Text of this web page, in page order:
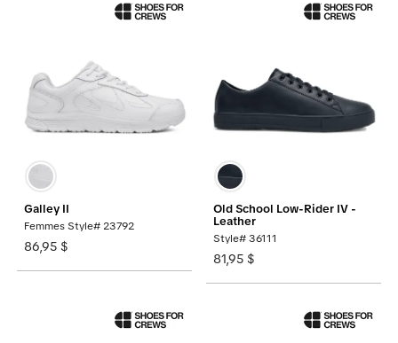
Galley II
Femmes Style# 23792
86,95 $
Old School Low-Rider IV -
Leather
Style# 36111
81,95 $